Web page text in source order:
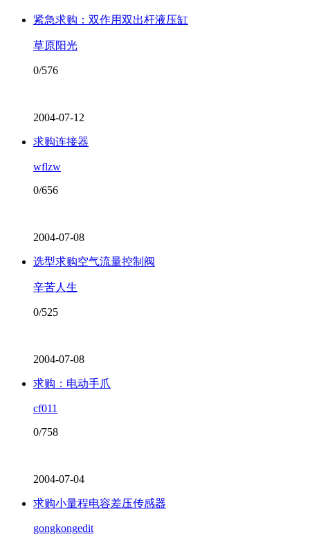
紧急求购：双作用双出杆液压缸
草原阳光
0/576
2004-07-12
求购连接器
wflzw
0/656
2004-07-08
选型求购空气流量控制阀
辛苦人生
0/525
2004-07-08
求购：电动手爪
cf011
0/758
2004-07-04
求购小量程电容差压传感器
gongkongedit